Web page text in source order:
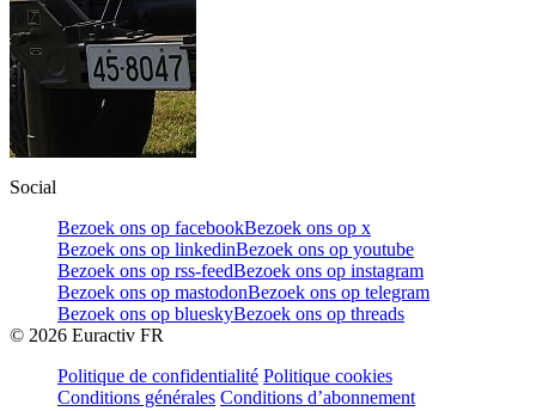
Social
Bezoek ons op facebookBezoek ons op x
Bezoek ons op linkedinBezoek ons op youtube
Bezoek ons op rss-feedBezoek ons op instagram
Bezoek ons op mastodonBezoek ons op telegram
Bezoek ons op blueskyBezoek ons op threads
© 2026 Euractiv FR
Politique de confidentialité Politique cookies
Conditions générales Conditions d’abonnement